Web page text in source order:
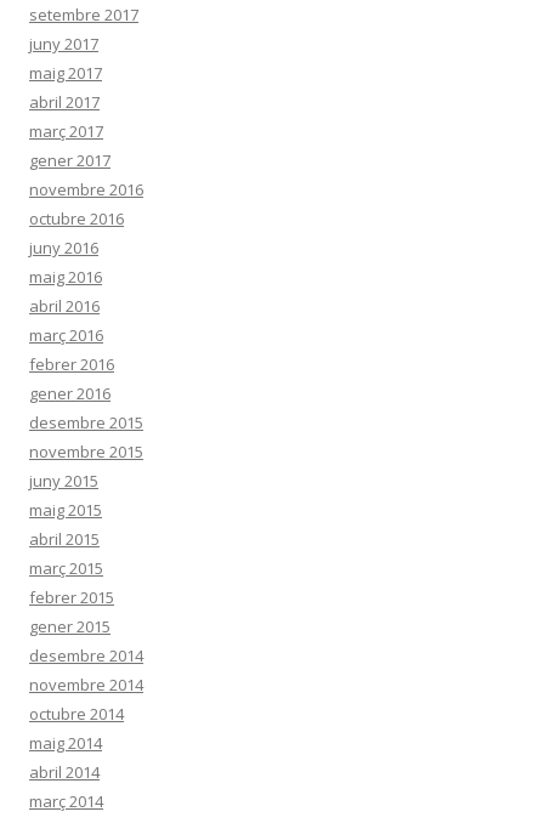
setembre 2017
juny 2017
maig 2017
abril 2017
març 2017
gener 2017
novembre 2016
octubre 2016
juny 2016
maig 2016
abril 2016
març 2016
febrer 2016
gener 2016
desembre 2015
novembre 2015
juny 2015
maig 2015
abril 2015
març 2015
febrer 2015
gener 2015
desembre 2014
novembre 2014
octubre 2014
maig 2014
abril 2014
març 2014